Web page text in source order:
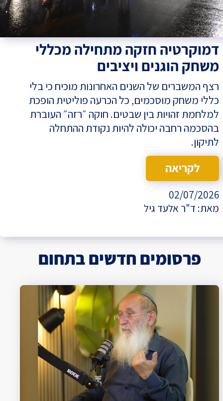
דמוקרטיה חזקה מתחילה מכללי
משחק הוגנים ויציבים
רצף המשברים של השנים האחרונות מוכיח כי בלי
כללי משחק מוסכמים, כל הכרעה פוליטית הופכת
למלחמת זהויות בין שבטים. חוקה ״רזה״ העוברת
בהסכמה רחבה יכולה להיות נקודת ההתחלה
לתיקון.
לקריאה
02/07/2026
מאת: ד"ר אלעד גיל
פרסומים חדשים בתחום